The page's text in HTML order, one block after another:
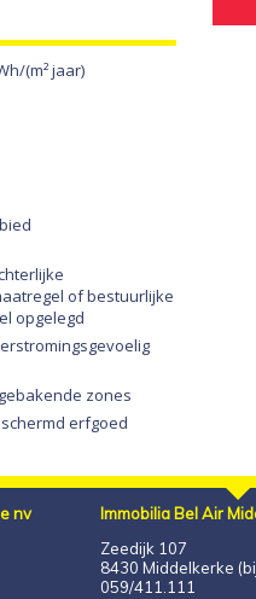
(m² jaar)
of bestuurlijke
opgelegd
zones
erfgoed
nv
Immobilia Bel Air
Zeedijk 107
8430 Middelkerke
059/411.111